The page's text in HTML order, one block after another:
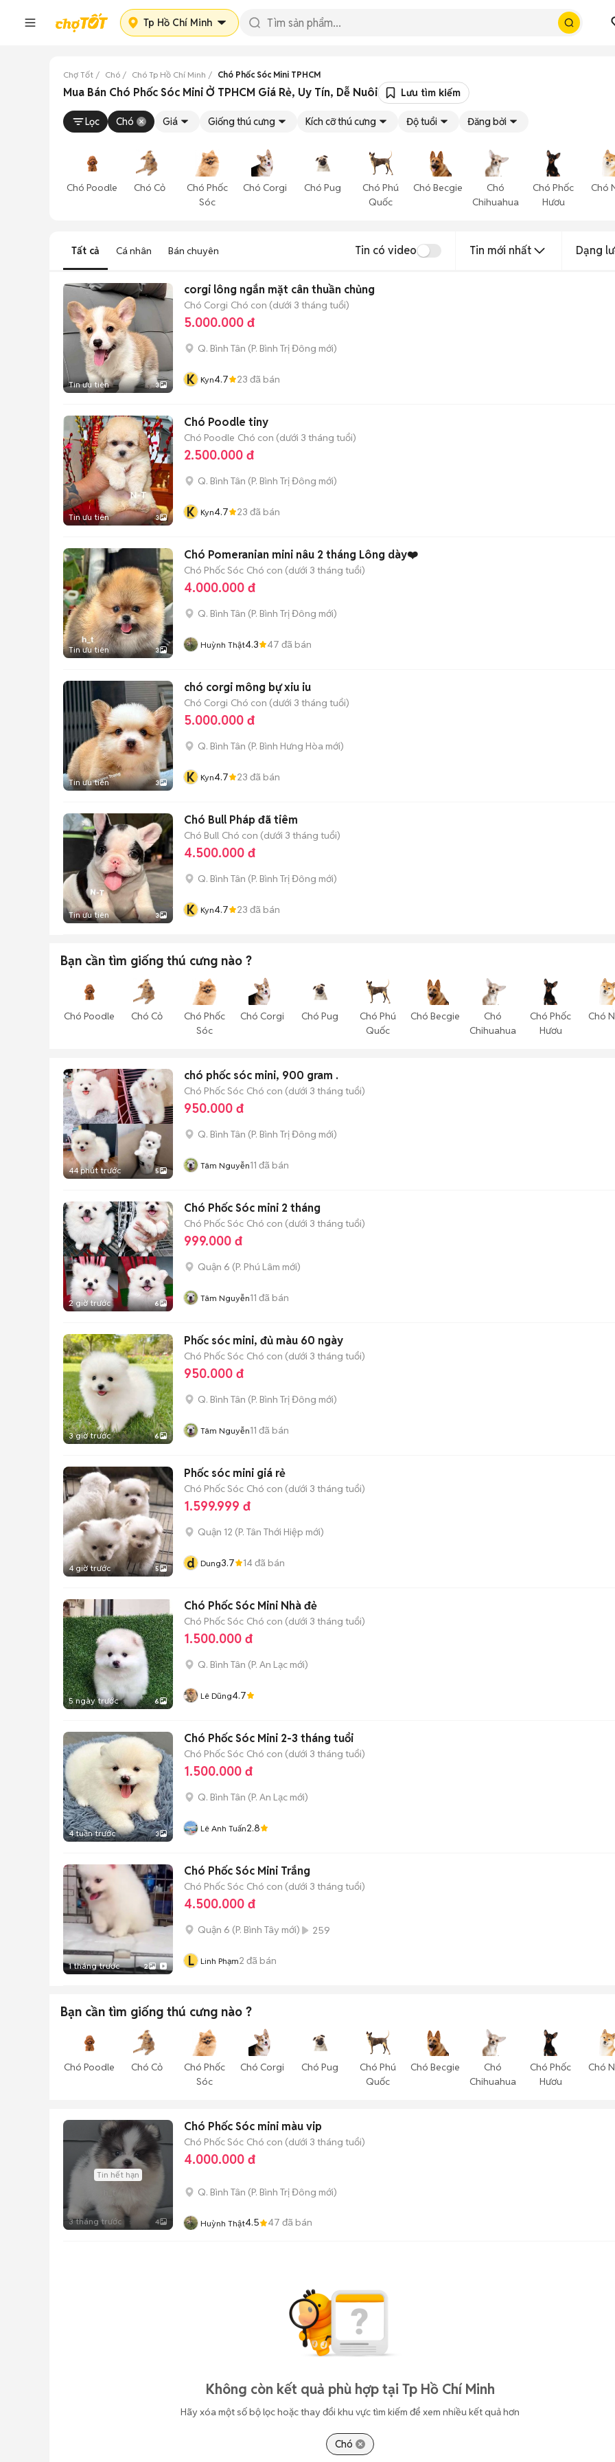
Tp Hồ Chí Minh
Chợ Tốt Chó Chó Tp Hồ Chí Minh Chó Phốc Sóc Mini TPHCM
Mua Bán Chó Phốc Sóc Mini Ở TPHCM Giá Rẻ, Uy Tín, Dễ Nuôi Lưu tìm kiếm
Lọc Chó Giá Giống thú cưng Kích cỡ thú cưng Độ tuổi Đăng bởi
Chó Poodle Chó Cỏ
Chó Phốc
Sóc
Chó Corgi Chó Pug
Chó Phú
Quốc
Chó Becgie
Chó
Chihuahua
Chó Phốc
Hươu
Chó
Tất cả Cá nhân Bán chuyên Tin có video Tin mới nhất Dạng
Tin ưu tiên 3
corgi lông ngắn mặt cân thuần chủng
Chó Corgi Chó con (dưới 3 tháng tuổi)
5.000.000 đ
Q. Bình Tân (P. Bình Trị Đông mới)
K Kyn4.7 23 đã bán
Tin ưu tiên 3
Chó Poodle tiny
Chó Poodle Chó con (dưới 3 tháng tuổi)
2.500.000 đ
Q. Bình Tân (P. Bình Trị Đông mới)
K Kyn4.7 23 đã bán
Tin ưu tiên 3
Chó Pomeranian mini nâu 2 tháng Lông dày❤️
Chó Phốc Sóc Chó con (dưới 3 tháng tuổi)
4.000.000 đ
Q. Bình Tân (P. Bình Trị Đông mới)
Huỳnh Thật4.3 47 đã bán
Tin ưu tiên 3
chó corgi mông bự xiu iu
Chó Corgi Chó con (dưới 3 tháng tuổi)
5.000.000 đ
Q. Bình Tân (P. Bình Hưng Hòa mới)
K Kyn4.7 23 đã bán
Tin ưu tiên 3
Chó Bull Pháp đã tiêm
Chó Bull Chó con (dưới 3 tháng tuổi)
4.500.000 đ
Q. Bình Tân (P. Bình Trị Đông mới)
K Kyn4.7 23 đã bán
Bạn cần tìm giống thú cưng nào ?
Chó Poodle Chó Cỏ
Chó Phốc
Sóc
Chó Corgi Chó Pug
Chó Phú
Quốc
Chó Becgie
Chó
Chihuahua
Chó Phốc
Hươu
Chó
44 phút trước 5
chó phốc sóc mini, 900 gram .
Chó Phốc Sóc Chó con (dưới 3 tháng tuổi)
950.000 đ
Q. Bình Tân (P. Bình Trị Đông mới)
Tâm Nguyễn11 đã bán
2 giờ trước 6
Chó Phốc Sóc mini 2 tháng
Chó Phốc Sóc Chó con (dưới 3 tháng tuổi)
999.000 đ
Quận 6 (P. Phú Lâm mới)
Tâm Nguyễn11 đã bán
3 giờ trước 6
Phốc sóc mini, đủ màu 60 ngày
Chó Phốc Sóc Chó con (dưới 3 tháng tuổi)
950.000 đ
Q. Bình Tân (P. Bình Trị Đông mới)
Tâm Nguyễn11 đã bán
4 giờ trước 5
Phốc sóc mini giá rẻ
Chó Phốc Sóc Chó con (dưới 3 tháng tuổi)
1.599.999 đ
Quận 12 (P. Tân Thới Hiệp mới)
d Dung3.7 14đã bán
5 ngày trước 6
Chó Phốc Sóc Mini Nhà đẻ
Chó Phốc Sóc Chó con (dưới 3 tháng tuổi)
1.500.000 đ
Q. Bình Tân (P. An Lạc mới)
Lê Dũng4.7
4 tuần trước 3
Chó Phốc Sóc Mini 2-3 tháng tuổi
Chó Phốc Sóc Chó con (dưới 3 tháng tuổi)
1.500.000 đ
Q. Bình Tân (P. An Lạc mới)
Lê Anh Tuấn2.8
1 tháng trước 2
Chó Phốc Sóc Mini Trắng
Chó Phốc Sóc Chó con (dưới 3 tháng tuổi)
4.500.000 đ
Quận 6 (P. Bình Tây mới) 259
L Linh Phạm2 đã bán
Bạn cần tìm giống thú cưng nào ?
Chó Poodle Chó Cỏ
Chó Phốc
Sóc
Chó Corgi Chó Pug
Chó Phú
Quốc
Chó Becgie
Chó
Chihuahua
Chó Phốc
Hươu
Chó
Tin hết hạn
3 tháng trước 4
Chó Phốc Sóc mini màu vip
Chó Phốc Sóc Chó con (dưới 3 tháng tuổi)
4.000.000 đ
Q. Bình Tân (P. Bình Trị Đông mới)
Huỳnh Thật4.5 47 đã bán
Không còn kết quả phù hợp tại Tp Hồ Chí Minh
Hãy xóa một số bộ lọc hoặc thay đổi khu vực tìm kiếm để xem nhiều kết quả hơn
Chó